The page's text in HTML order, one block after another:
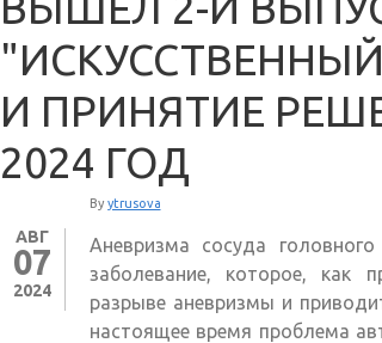
И ПРИНЯТИЕ
2024 ГОД
АВГ
07
2024
By ytrusova
Аневризма сосуда
заболевание, которое, как
разрыве аневризмы и
настоящее время проблема